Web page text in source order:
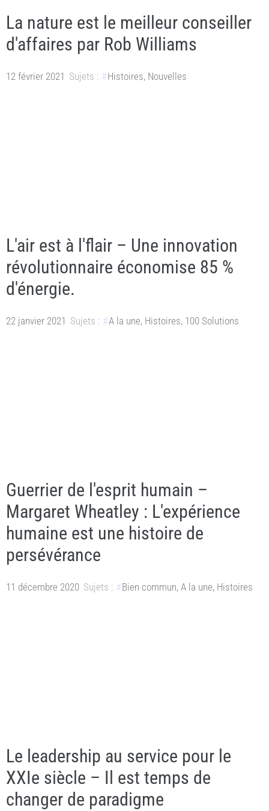
La nature est le meilleur conseiller
d'affaires par Rob Williams
12 février 2021 Sujets : Histoires, Nouvelles
L'air est à l'flair – Une innovation
révolutionnaire économise 85 %
d'énergie.
22 janvier 2021 Sujets : A la une, Histoires, 100 Solutions
Guerrier de l'esprit humain –
Margaret Wheatley : L'expérience
humaine est une histoire de
persévérance
11 décembre 2020 Sujets : Bien commun, A la une, Histoires
Le leadership au service pour le
XXIe siècle – Il est temps de
changer de paradigme